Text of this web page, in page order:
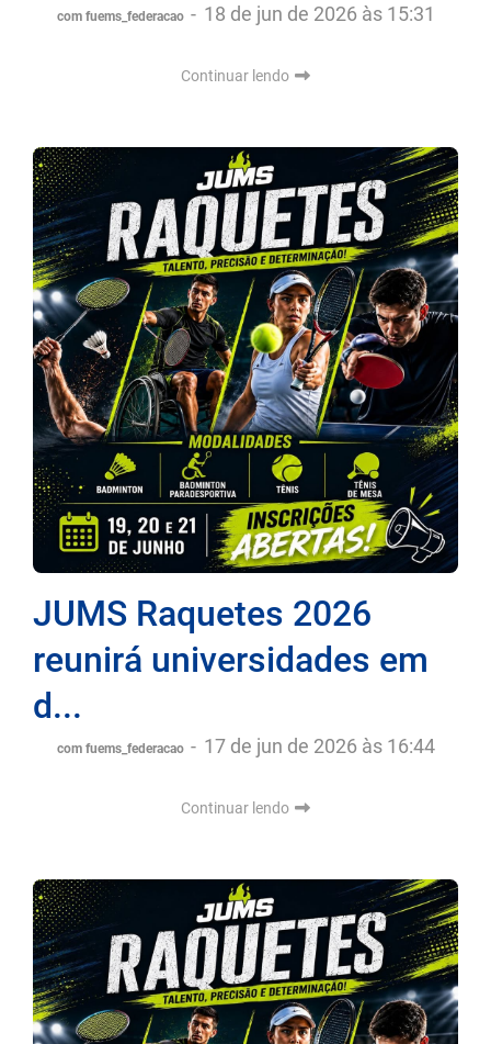
com fuems_federacao - 18 de jun de 2026 às 15:31
Continuar lendo
JUMS Raquetes 2026
reunirá universidades em
d...
com fuems_federacao - 17 de jun de 2026 às 16:44
Continuar lendo